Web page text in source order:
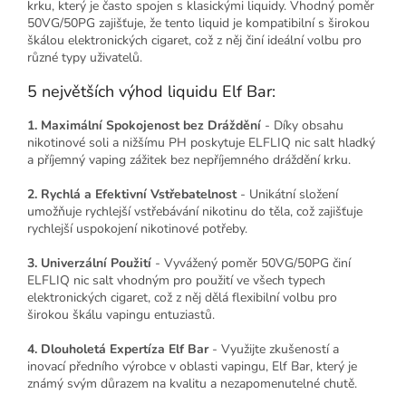
krku, který je často spojen s klasickými liquidy. Vhodný poměr
50VG/50PG zajišťuje, že tento liquid je kompatibilní s širokou
škálou elektronických cigaret, což z něj činí ideální volbu pro
různé typy uživatelů.
5 největších výhod liquidu Elf Bar:
1. Maximální Spokojenost bez Dráždění - Díky obsahu
nikotinové soli a nižšímu PH poskytuje ELFLIQ nic salt hladký
a příjemný vaping zážitek bez nepříjemného dráždění krku.
2. Rychlá a Efektivní Vstřebatelnost- Unikátní složení
umožňuje rychlejší vstřebávání nikotinu do těla, což zajišťuje
rychlejší uspokojení nikotinové potřeby.
3. Univerzální Použití - Vyvážený poměr 50VG/50PG činí
ELFLIQ nic salt vhodným pro použití ve všech typech
elektronických cigaret, což z něj dělá flexibilní volbu pro
širokou škálu vapingu entuziastů.
4. Dlouholetá Expertíza Elf Bar- Využijte zkušeností a
inovací předního výrobce v oblasti vapingu, Elf Bar, který je
známý svým důrazem na kvalitu a nezapomenutelné chutě.